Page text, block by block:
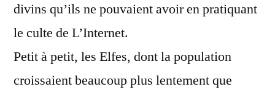
divins qu’ils ne pouvaient avoir en pratiquant
le culte de L’Internet.
Petit à petit, les Elfes, dont la population
croissaient beaucoup plus lentement que